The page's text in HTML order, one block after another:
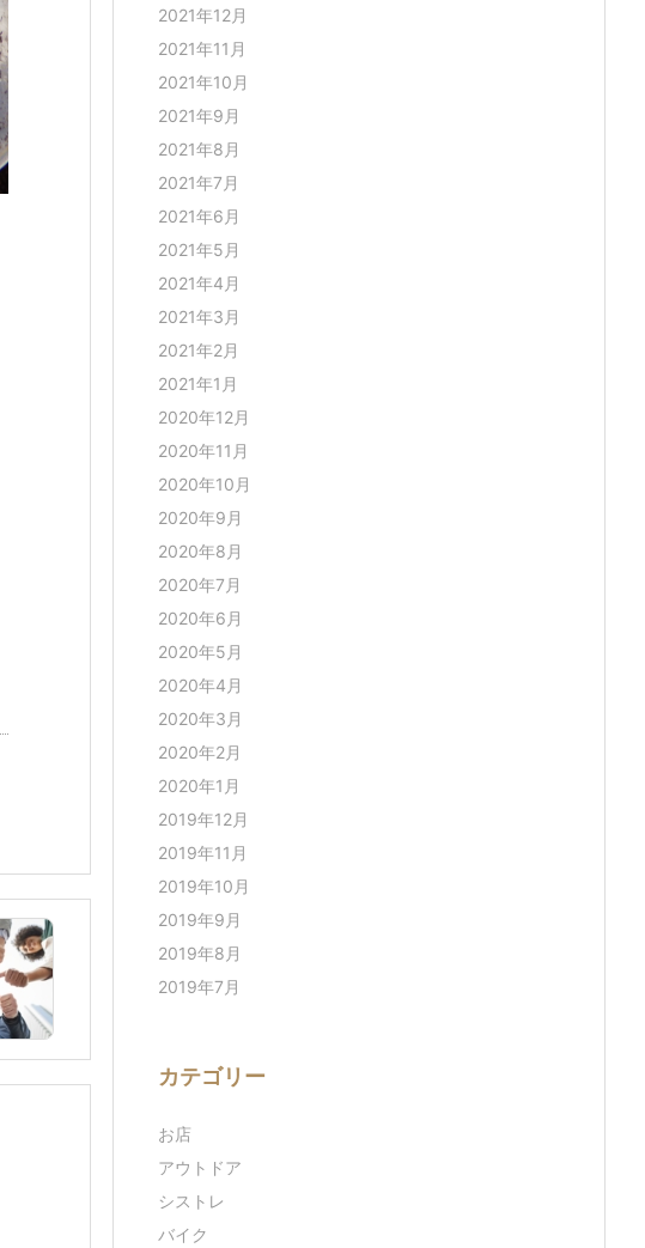
2021年12月
2021年11月
2021年10月
2021年9月
2021年8月
2021年7月
2021年6月
2021年5月
2021年4月
2021年3月
2021年2月
2021年1月
2020年12月
2020年11月
2020年10月
2020年9月
2020年8月
2020年7月
2020年6月
2020年5月
2020年4月
2020年3月
2020年2月
2020年1月
2019年12月
2019年11月
2019年10月
2019年9月
2019年8月
2019年7月
カテゴリー
お店
アウトドア
シストレ
バイク